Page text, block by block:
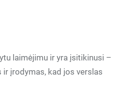
laimėjimu ir yra įsitikinusi –
įrodymas, kad jos verslas